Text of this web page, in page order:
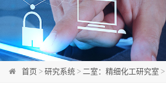
首页 > 研究系统 > 二室：精细化工研究室 >